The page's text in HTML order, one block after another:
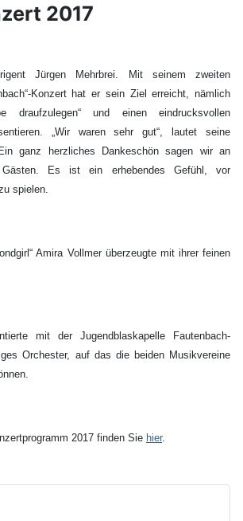
2017
Jürgen Mehrbrei. Mit seinem zweiten
Konzert hat er sein Ziel erreicht, nämlich
draufzulegen“ und einen eindrucksvollen
„Wir waren sehr gut“, lautet seine
ganz herzliches Dankeschön sagen wir an
Es ist ein erhebendes Gefühl, vor
spielen.
Amira Vollmer überzeugte mit ihrer feinen
mit der Jugendblaskapelle Fautenbach-
Orchester, auf das die beiden Musikvereine
2017 finden Sie hier.